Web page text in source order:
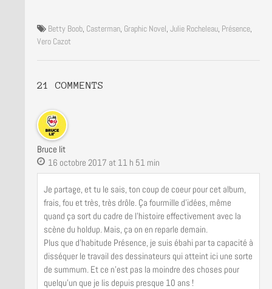
Betty Boob, Casterman, Graphic Novel, Julie Rocheleau, Présence,
Vero Cazot
21 COMMENTS
Bruce lit
16 octobre 2017 at 11 h 51 min
Je partage, et tu le sais, ton coup de coeur pour cet album,
frais, fou et très, très drôle. Ça fourmille d’idées, même
quand ça sort du cadre de l’histoire effectivement avec la
scène du holdup. Mais, ça on en reparle demain.
Plus que d’habitude Présence, je suis ébahi par ta capacité à
disséquer le travail des dessinateurs qui atteint ici une sorte
de summum. Et ce n’est pas la moindre des choses pour
quelqu’un que je lis depuis presque 10 ans !